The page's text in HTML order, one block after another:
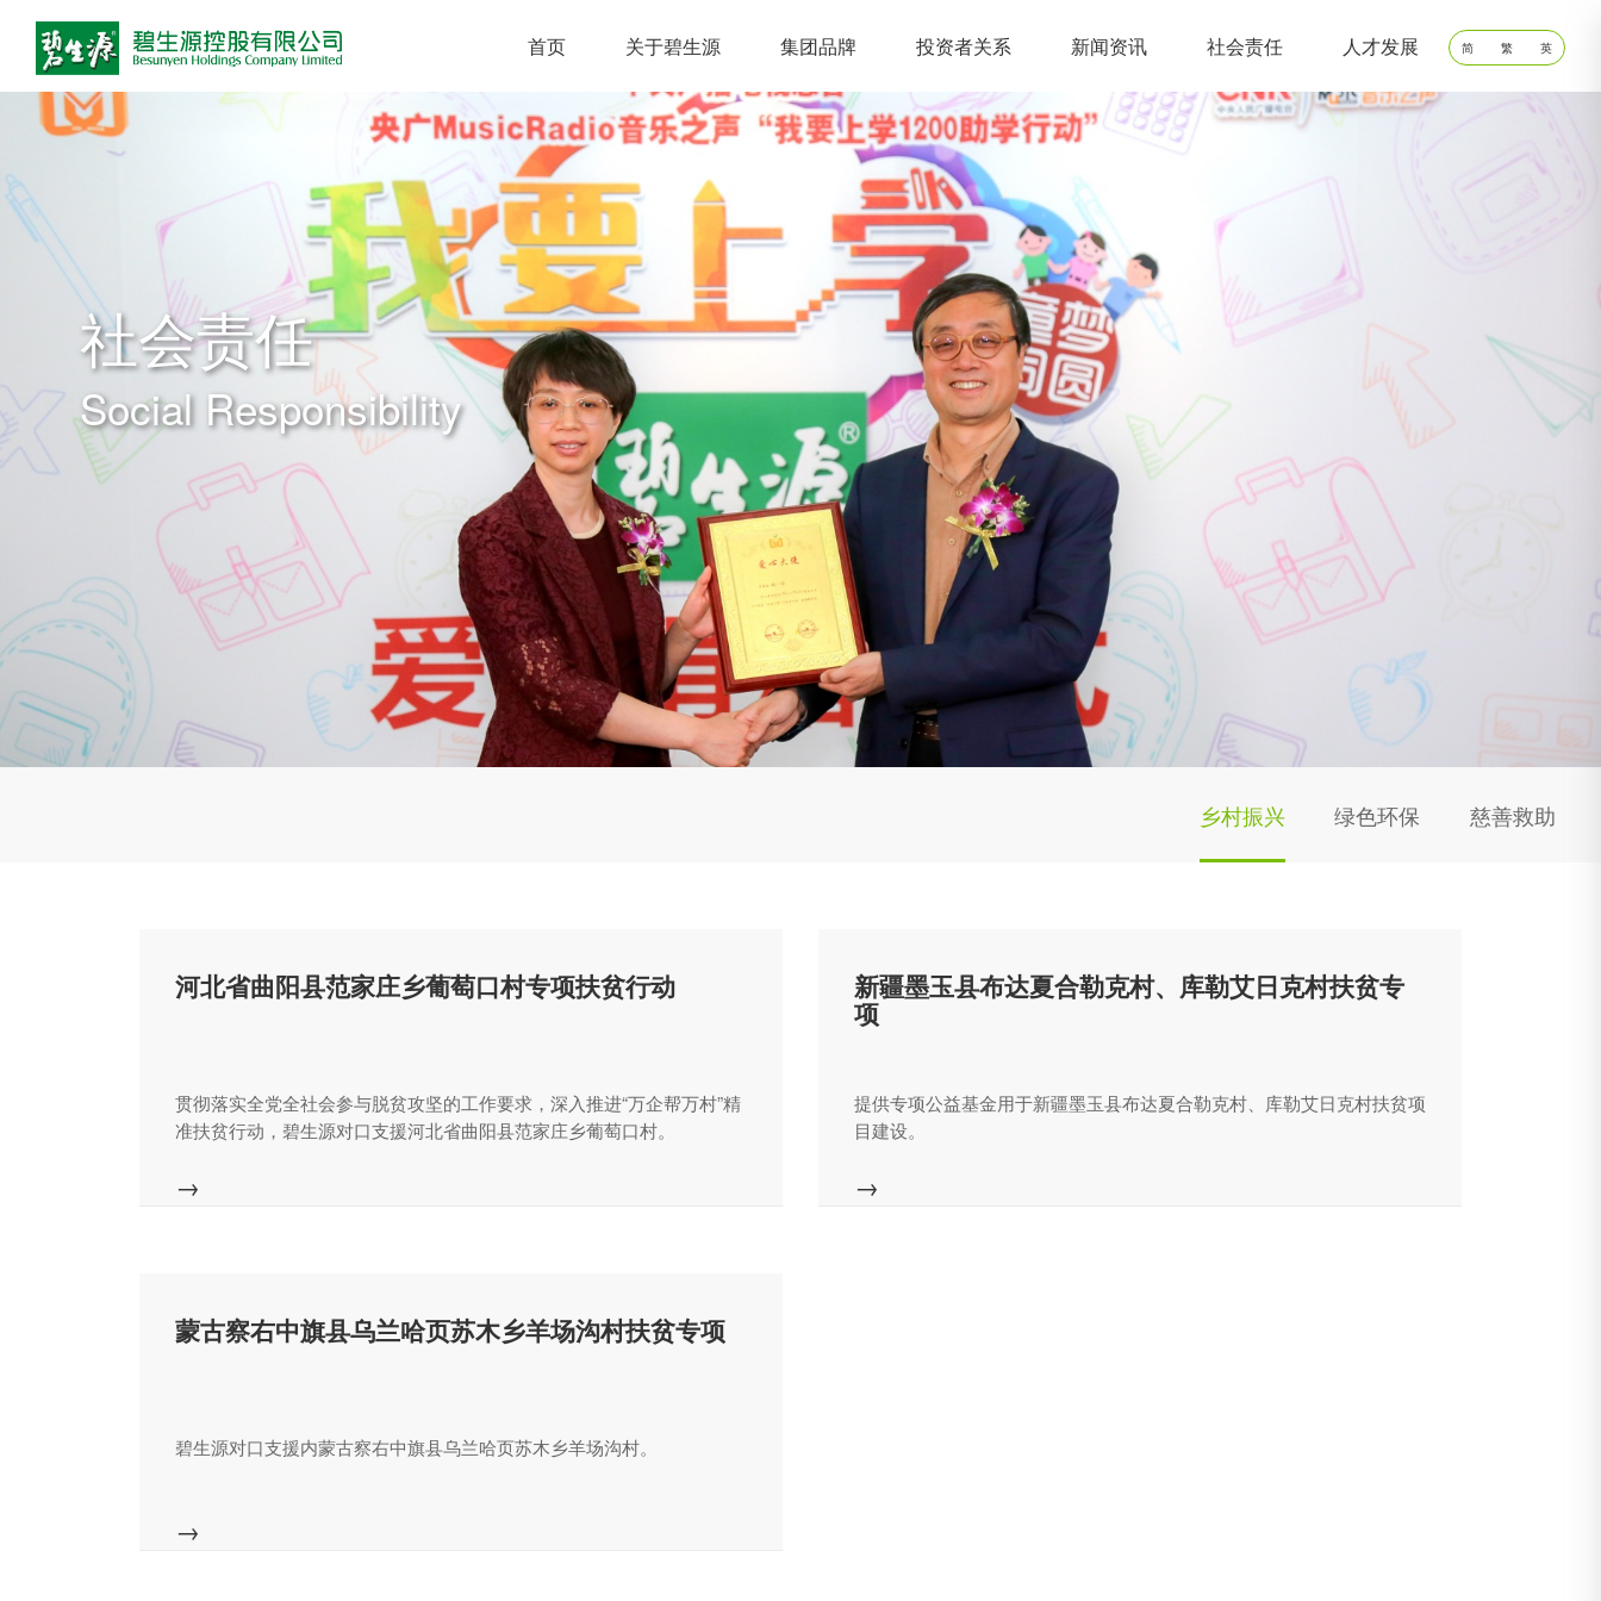
首页 关于碧生源 集团品牌 投资者关系 新闻资讯 社会责任 人才发展 简 繁 英
社会责任
Social Responsibility
乡村振兴 绿色环保 慈善救助
河北省曲阳县范家庄乡葡萄口村专项扶贫行动
贯彻落实全党全社会参与脱贫攻坚的工作要求，深入推进“万企帮万村”精
准扶贫行动，碧生源对口支援河北省曲阳县范家庄乡葡萄口村。
→
新疆墨玉县布达夏合勒克村、库勒艾日克村扶贫专
项
提供专项公益基金用于新疆墨玉县布达夏合勒克村、库勒艾日克村扶贫项
目建设。
→
蒙古察右中旗县乌兰哈页苏木乡羊场沟村扶贫专项
碧生源对口支援内蒙古察右中旗县乌兰哈页苏木乡羊场沟村。
→